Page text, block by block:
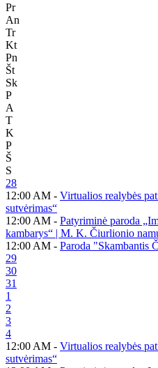
Pr
An
Tr
Kt
Pn
Št
Sk
P
A
T
K
P
Š
S
28
12:00 AM - Virtualios realybės
sutvėrimas“
12:00 AM - Patyriminė paroda
kambarys“ | M. K. Čiurlionio
12:00 AM - Paroda "Skambantis
29
30
31
1
2
3
4
12:00 AM - Virtualios realybės
sutvėrimas“